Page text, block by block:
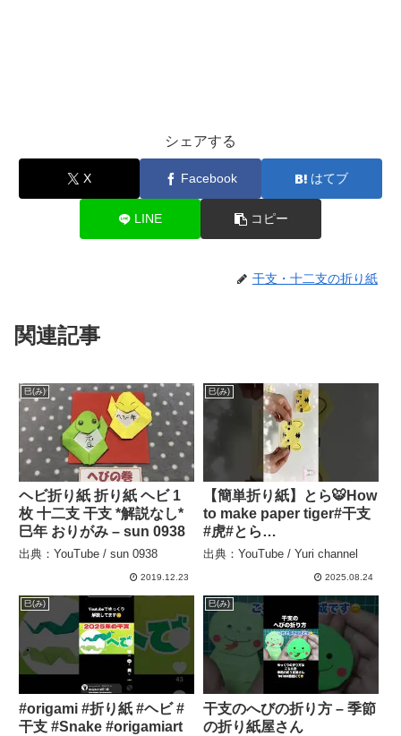
シェアする
X Facebook はてブ
LINE コピー
干支・十二支の折り紙
関連記事
巳(み)
ヘビ折り紙 折り紙 ヘビ 1
枚 十二支 干支 *解説なし*
巳年 おりがみ – sun 0938
出典：YouTube / sun 0938
2019.12.23
巳(み)
【簡単折り紙】とら🐯How
to make paper tiger#干支
#虎#とら
#tiger#चीता#tigre#тигр#เสื
#おりがみ#origami#摺紙 –
Yuri channel
出典：YouTube / Yuri channel
2025.08.24
巳(み)
#origami #折り紙 #ヘビ #
干支 #Snake #origamiart
巳(み)
干支のへびの折り方 – 季節
の折り紙屋さん